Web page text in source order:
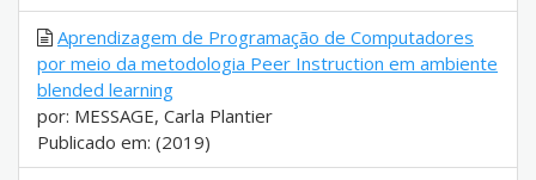
Aprendizagem de Programação de Computadores
por meio da metodologia Peer Instruction em ambiente
blended learning
por: MESSAGE, Carla Plantier
Publicado em: (2019)